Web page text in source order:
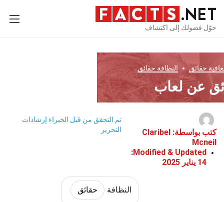
حوّل فضولك إلى اكتشاف
حقائق النظافة حقائق
كتب بواسطة: Claribel
Mcneil
Modified & Updated:
14 يناير 2025
تم التحقق من قبل الخبراء إرشادات
التحرير
النظافة حقائق